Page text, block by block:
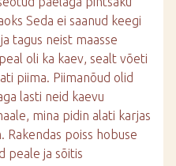
Seda ei saanud keegi
tagus neist maasse
oli ka kaev, sealt võeti
piima. Piimanõud olid
lasti neid kaevu
mina pidin alati karjas
Rakendas poiss hobuse
peale ja sõitis